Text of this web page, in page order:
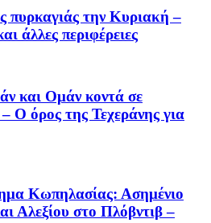
πυρκαγιάς την Κυριακή –
άλλες περιφέρειες
και Ομάν κοντά σε
Ο όρος της Τεχεράνης για
Κωπηλασίας: Ασημένιο
Αλεξίου στο Πλόβντιβ –